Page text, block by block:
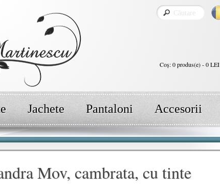
Coş: 0 produs(e) - 0 LEI
Jachete Pantaloni Accesorii
Mov, cambrata, cu tinte